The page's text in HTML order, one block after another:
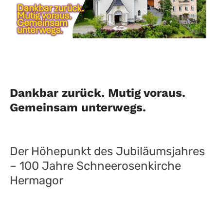
Dankbar zurück. Mutig voraus.
Gemeinsam unterwegs.
Der Höhepunkt des Jubiläumsjahres
– 100 Jahre Schneerosenkirche
Hermagor